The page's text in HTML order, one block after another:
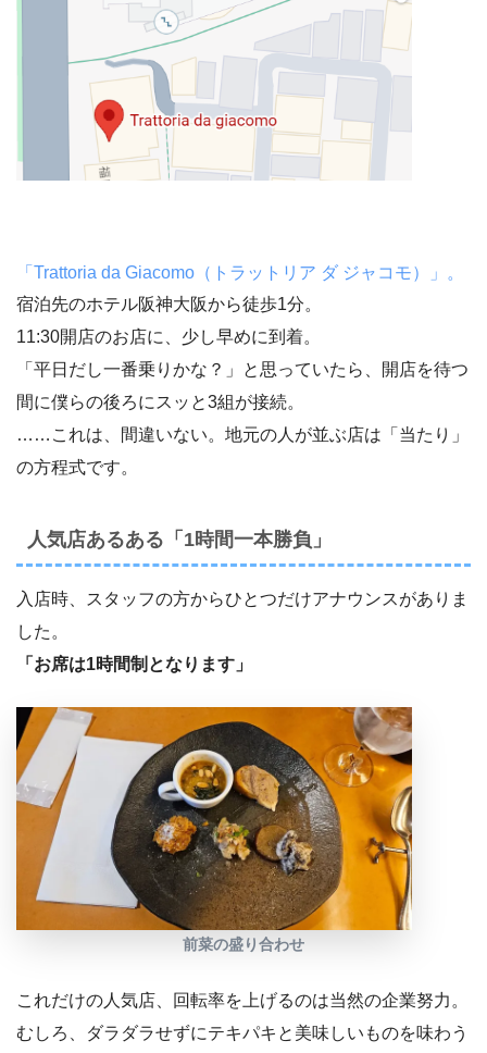
「Trattoria da Giacomo（トラットリア ダ ジャコモ）」。
宿泊先のホテル阪神大阪から徒歩1分。
11:30開店のお店に、少し早めに到着。
「平日だし一番乗りかな？」と思っていたら、開店を待つ
間に僕らの後ろにスッと3組が接続。
……これは、間違いない。地元の人が並ぶ店は「当たり」
の方程式です。
人気店あるある「1時間一本勝負」
入店時、スタッフの方からひとつだけアナウンスがありま
した。
「お席は1時間制となります」
前菜の盛り合わせ
これだけの人気店、回転率を上げるのは当然の企業努力。
むしろ、ダラダラせずにテキパキと美味しいものを味わう